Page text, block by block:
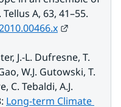
J.-L. Dufresne, T.
W.J. Gutowski, T.
C. Tebaldi, A.J.
Long-term Climate